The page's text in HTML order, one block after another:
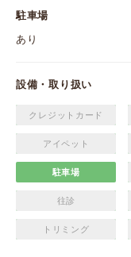
駐車場
あり
設備・取り扱い
クレジットカード
アイペット
駐車場
往診
トリミング